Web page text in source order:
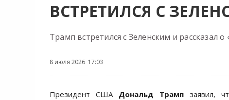
ВСТРЕТИЛСЯ С
Трамп встретился с Зеленским и рассказал
8 июля 2026 17:03
Президент США Дональд Трамп заявил,